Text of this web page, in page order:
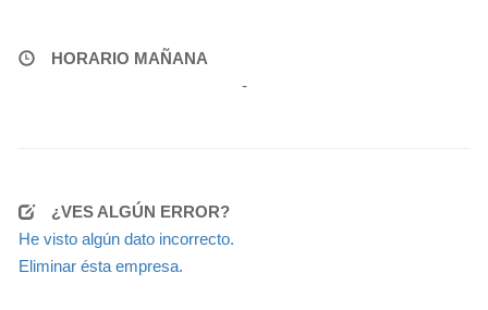
HORARIO MAÑANA
-
¿VES ALGÚN ERROR?
He visto algún dato incorrecto.
Eliminar ésta empresa.